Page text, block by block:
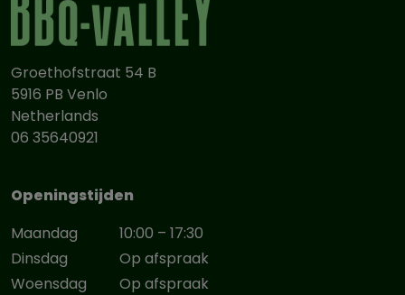
Groethofstraat 54 B
5916 PB Venlo
Netherlands
06 35640921
Openingstijden
Maandag
10:00 – 17:30
Dinsdag
Op afspraak
Woensdag
Op afspraak